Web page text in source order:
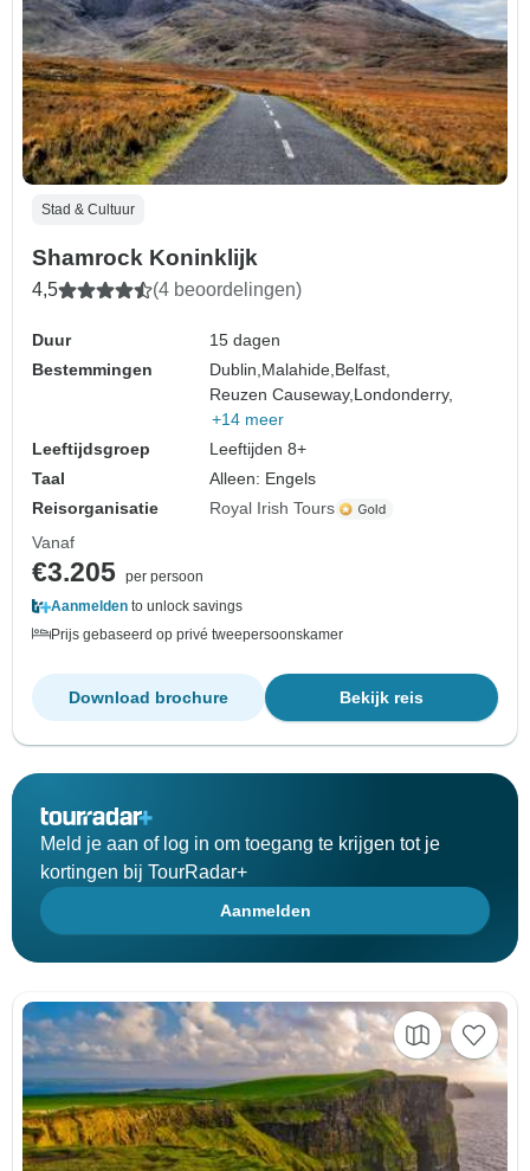
Stad & Cultuur
Shamrock Koninklijk
4,5 (4 beoordelingen)
Duur
15 dagen
Bestemmingen
Dublin, Malahide, Belfast,
Reuzen Causeway, Londonderry,
+14 meer
Leeftijdsgroep
Leeftijden 8+
Taal
Alleen: Engels
Reisorganisatie
Royal Irish Tours
Vanaf
€3.205 per persoon
Aanmelden to unlock savings
Prijs gebaseerd op privé tweepersoonskamer
Bekijk reis
Download brochure
Meld je aan of log in om toegang te krijgen tot je
kortingen bij TourRadar+
Aanmelden